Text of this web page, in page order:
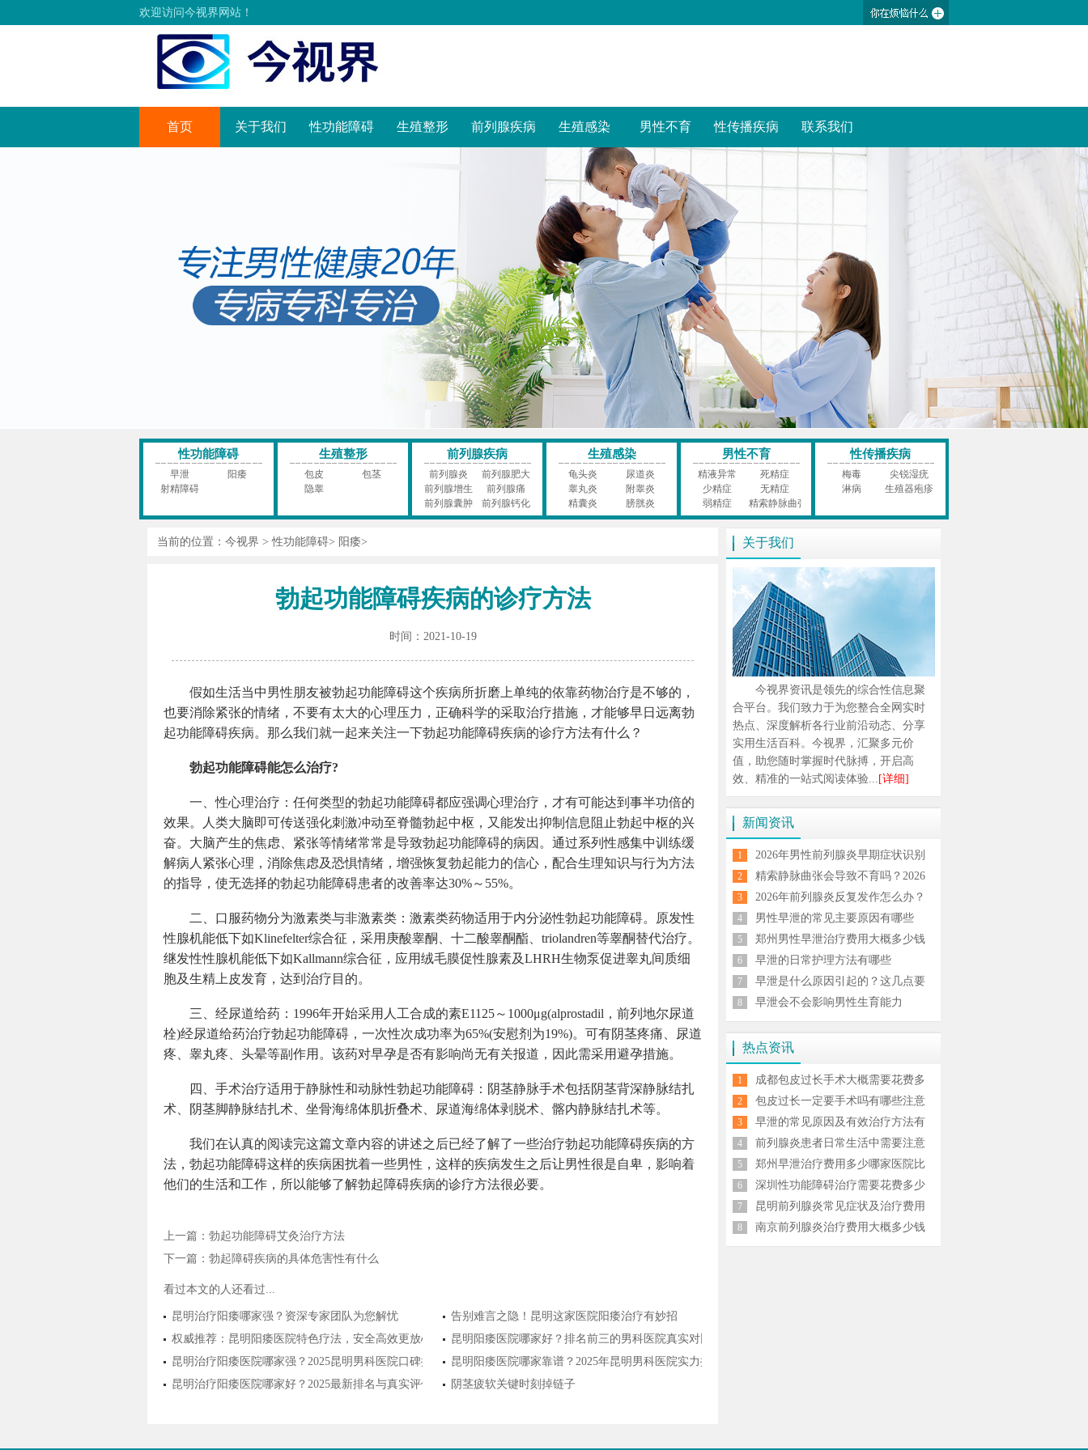
欢迎访问今视界网站！
首页 关于我们 性功能障碍 生殖整形 前列腺疾病 生殖感染 男性不育 性传播疾病 联系我们
性功能障碍
早泄
阳痿
射精障碍
生殖整形
包皮
包茎
隐睾
前列腺疾病
前列腺炎
前列腺肥大
前列腺增生
前列腺痛
前列腺囊肿
前列腺钙化
生殖感染
龟头炎
尿道炎
睾丸炎
附睾炎
精囊炎
膀胱炎
男性不育
精液异常
死精症
少精症
无精症
弱精症
精索静脉曲张
性传播疾病
梅毒
尖锐湿疣
淋病
生殖器疱疹
当前的位置： 今视界 >性功能障碍> 阳痿>
勃起功能障碍疾病的诊疗方法
时间：2021-10-19
假如生活当中男性朋友被勃起功能障碍这个疾病所折磨上单纯的依靠药物治疗是不够的，
也要消除紧张的情绪，不要有太大的心理压力，正确科学的采取治疗措施，才能够早日远离勃
起功能障碍疾病。那么我们就一起来关注一下勃起功能障碍疾病的诊疗方法有什么？
勃起功能障碍能怎么治疗?
一、性心理治疗：任何类型的勃起功能障碍都应强调心理治疗，才有可能达到事半功倍的
效果。人类大脑即可传送强化刺激冲动至脊髓勃起中枢，又能发出抑制信息阻止勃起中枢的兴
奋。大脑产生的焦虑、紧张等情绪常常是导致勃起功能障碍的病因。通过系列性感集中训练缓
解病人紧张心理，消除焦虑及恐惧情绪，增强恢复勃起能力的信心，配合生理知识与行为方法
的指导，使无选择的勃起功能障碍患者的改善率达30%～55%。
二、口服药物分为激素类与非激素类：激素类药物适用于内分泌性勃起功能障碍。原发性
性腺机能低下如Klinefelter综合征，采用庚酸睾酮、十二酸睾酮酯、triolandren等睾酮替代治疗。
继发性性腺机能低下如Kallmann综合征，应用绒毛膜促性腺素及LHRH生物泵促进睾丸间质细
胞及生精上皮发育，达到治疗目的。
三、经尿道给药：1996年开始采用人工合成的素E1125～1000μg(alprostadil，前列地尔尿道
栓)经尿道给药治疗勃起功能障碍，一次性次成功率为65%(安慰剂为19%)。可有阴茎疼痛、尿道
疼、睾丸疼、头晕等副作用。该药对早孕是否有影响尚无有关报道，因此需采用避孕措施。
四、手术治疗适用于静脉性和动脉性勃起功能障碍：阴茎静脉手术包括阴茎背深静脉结扎
术、阴茎脚静脉结扎术、坐骨海绵体肌折叠术、尿道海绵体剥脱术、髂内静脉结扎术等。
我们在认真的阅读完这篇文章内容的讲述之后已经了解了一些治疗勃起功能障碍疾病的方
法，勃起功能障碍这样的疾病困扰着一些男性，这样的疾病发生之后让男性很是自卑，影响着
他们的生活和工作，所以能够了解勃起障碍疾病的诊疗方法很必要。
上一篇： 勃起功能障碍艾灸治疗方法
下一篇： 勃起障碍疾病的具体危害性有什么
看过本文的人还看过...
昆明治疗阳痿哪家强？资深专家团队为您解忧
告别难言之隐！昆明这家医院阳痿治疗有妙招
权威推荐：昆明阳痿医院特色疗法，安全高效更放心
昆明阳痿医院哪家好？排名前三的男科医院真实对比推荐
昆明治疗阳痿医院哪家强？2025昆明男科医院口碑排名前十出炉，患者都说放心！昆明阳痿医院哪家靠谱？2025年昆明男科医院实力排名与就诊指南
昆明治疗阳痿医院哪家好？2025最新排名与真实评价，助你科学就医阴茎疲软关键时刻掉链子
关于我们
今视界资讯是领先的综合性信息聚
合平台。我们致力于为您整合全网实时
热点、深度解析各行业前沿动态、分享
实用生活百科。今视界，汇聚多元价
值，助您随时掌握时代脉搏，开启高
效、精准的一站式阅读体验... [详细]
新闻资讯
1
2026年男性前列腺炎早期症状识别
与规范治疗方法全解析
2
精索静脉曲张会导致不育吗？2026
男科专家解析症状与治疗方案
3
2026年前列腺炎反复发作怎么办？
科学治疗与日常调理全攻略
4 男性早泄的常见主要原因有哪些
5 郑州男性早泄治疗费用大概多少钱
6 早泄的日常护理方法有哪些
7
早泄是什么原因引起的？这几点要
注意
8 早泄会不会影响男性生育能力
热点资讯
1
成都包皮过长手术大概需要花费多
少钱
2
包皮过长一定要手术吗有哪些注意
事项
3
早泄的常见原因及有效治疗方法有
4
前列腺炎患者日常生活中需要注意
什么
5
郑州早泄治疗费用多少哪家医院比
较好
6
深圳性功能障碍治疗需要花费多少
7
昆明前列腺炎常见症状及治疗费用
大概多少钱
8 南京前列腺炎治疗费用大概多少钱